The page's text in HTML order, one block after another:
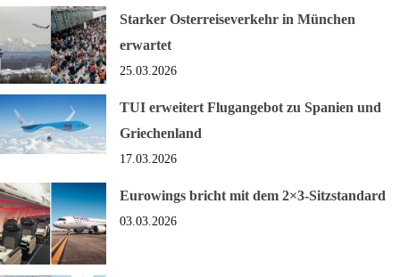
Starker Osterreiseverkehr in München
erwartet
25.03.2026
TUI erweitert Flugangebot zu Spanien und
Griechenland
17.03.2026
Eurowings bricht mit dem 2×3-Sitzstandard
03.03.2026